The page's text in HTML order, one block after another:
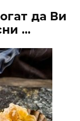
да Ви
...